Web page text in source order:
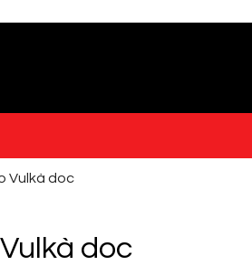
Vulkà doc
doc